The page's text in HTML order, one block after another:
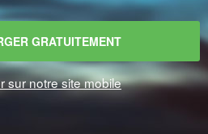
GRATUITEMENT
sur notre site mobile